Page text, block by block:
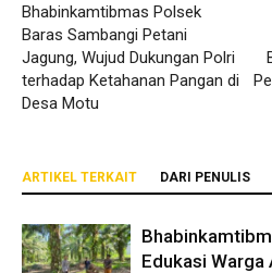
Bhabinkamtibmas Polsek
Baras Sambangi Petani
Jagung, Wujud Dukungan Polri
terhadap Ketahanan Pangan di
Desa Motu
ARTIKEL TERKAIT DARI PENULIS
Edukasi Warga